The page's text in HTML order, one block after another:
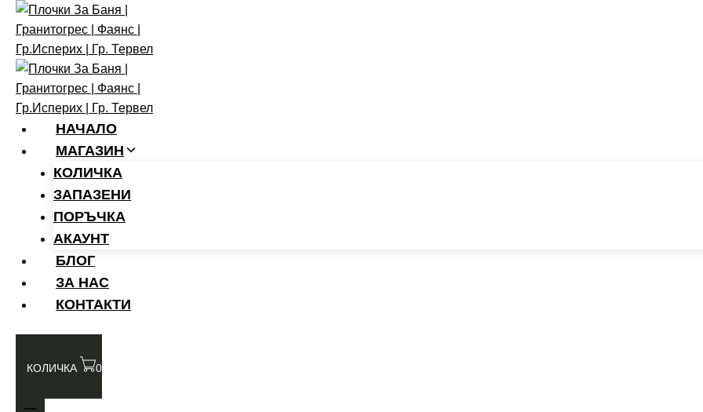
Skip
Content
НАЧАЛО
МАГАЗИН
КОЛИЧКА
ЗАПАЗЕНИ
ПОРЪЧКА
АКАУНТ
БЛОГ
ЗА НАС
КОНТАКТИ
КОЛИЧКА 0